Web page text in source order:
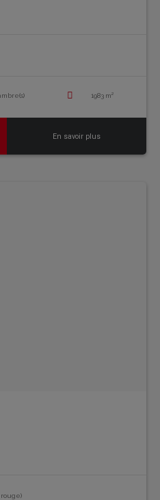
1983 m²
En savoir plus